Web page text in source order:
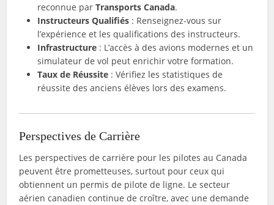
reconnue parTransports Canada.
Instructeurs Qualifiés : Renseignez-vous sur
l’expérience et les qualifications des instructeurs.
Infrastructure : L’accès à des avions modernes et un
simulateur de vol peut enrichir votre formation.
Taux de Réussite : Vérifiez les statistiques de
réussite des anciens élèves lors des examens.
Perspectives de Carrière
Les perspectives de carrière pour les pilotes au Canada
peuvent être prometteuses, surtout pour ceux qui
obtiennent un permis de pilote de ligne. Le secteur
aérien canadien continue de croître, avec une demande